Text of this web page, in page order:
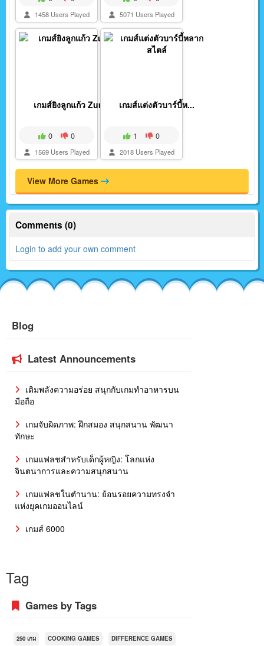
1458 Users Played 5071 Users Played
เกมส์ยิงลูกแก้ว Zuma
0 0
1569 Users Played
เกมส์แต่งตัวบาร์บี้ห...
1 0
2018 Users Played
View More Games
Comments (0)
Login to add your own comment
Blog
Latest Announcements
เติมพลังความอร่อย สนุกกับเกมทำอาหารบน
มือถือ
เกมจับผิดภาพ: ฝึกสมอง สนุกสนาน พัฒนา
ทักษะ
เกมแฟลชสำหรับเด็กผู้หญิง: โลกแห่ง
จินตนาการและความสนุกสนาน
เกมแฟลชในตำนาน: ย้อนรอยความทรงจำ
แห่งยุคเกมออนไลน์
เกมส์ 6000
Tag
Games by Tags
250 เกม COOKING GAMES DIFFERENCE GAMES